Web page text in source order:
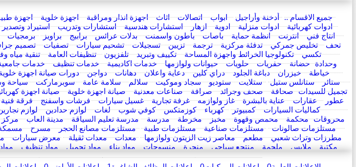
.. جميع الاقسام .. أدخنة وأراجيل ابواب اتصالات اثاث اجهزة انذار ومراقبة اجهزة خلوية اجهزة
ادوات كهربائية
ادوات منزلية ادوية ازهار استشارات هندسية استشارات وتدريب استيراد وتصدير
انتاج فني
انترنت انظمة حماية باصات باطون واسمنت بدلات عرائس برابيج براويز برمجيات
تحف
تخليص جمركي تدفئة مركزية ترجمة تزيين تسجيلات تشحيم سيارات تصفيات تصميم
تكسي
تكنولوجيا الخرائط واجهزة المساحة تكييف وتبريد تلفزيون تنظيفات العامة تنقية مياه
وحدادة
حضانة حفريات حلويات حيوانات ولوازمها خدمات اكاديمية خدمات تنظيف خدمات
خياطة
خيزران دباغة الجلود دراي كلين دعاية واعلان دهانات دواجن دورات صيانة اجهزة
ستائر
ستانلس ستيل ستلايت ستوديو سجاد وموكيت سلالم سلامة عامة سوبرماركت سياحة
تجميل للسيدات
صحافة صحف وجرائد صرافة صناعات معدنية صيانة اجهزة خلوية صيانة اجهزة
عطور
عقارات عناية بالبشرة غاز ولوازمه غرفة تجارية غسيل سيارات فرشات واسفنج فرقة فنية
كماليات السيارات
كمبيوتر كهرباء كوزمتكس كوفي شوب لغات لوازم حدادين لوازم
محروقات
محكمة محمص وقهوة مخبز مخرطة مدرسة مدرسة تعليم السياقة مدينة العاب مركز
مستلزمات صالونات
مستلزمات صناعية مستلزمات طبية مستلزمات مصانع الحجر مسرح
مطرزات وتراث شعبي
مطعم معاصر زيت الزيتون ولوازمها معدات معدات ثقيلة معرض سيارات
مكتبة
ملابس ملحمة منتجع سياحي منجرة منسوجات مواد بناء مواد تجميل مواد تنظيف